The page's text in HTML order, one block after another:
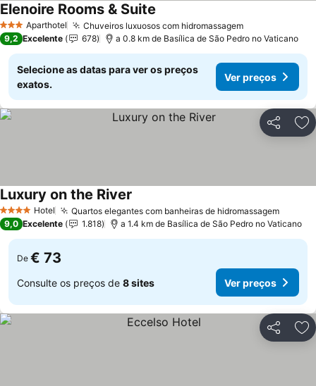
3 EstrelasAparthotel Chuveiros luxuosos com hidromassagem
Elenoire Rooms & Suite
9,2 Excelente 678 a 0.8 km de Basílica de São Pedro no Vaticano
Selecione as datas para ver os preços
exatos.
Ver preços
Partilhar
4 EstrelasHotel Quartos elegantes com banheiras de hidromassagem
Luxury on the River
9,0 Excelente 1.818 a 1.4 km de Basílica de São Pedro no Vaticano
De € 73
Consulte os preços de 8 sites Ver preços
Partilhar